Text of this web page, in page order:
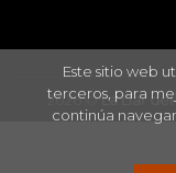
2026 ©La Llar
Este sitio web
terceros, para
continúa